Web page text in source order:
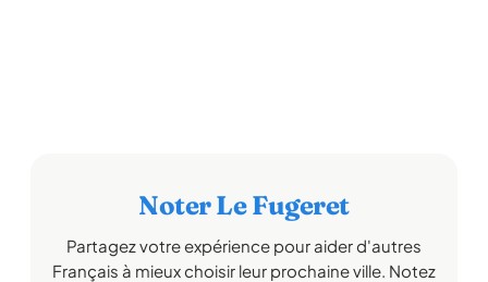
Noter Le Fugeret
Partagez votre expérience pour aider d'autres
Français à mieux choisir leur prochaine ville. Notez